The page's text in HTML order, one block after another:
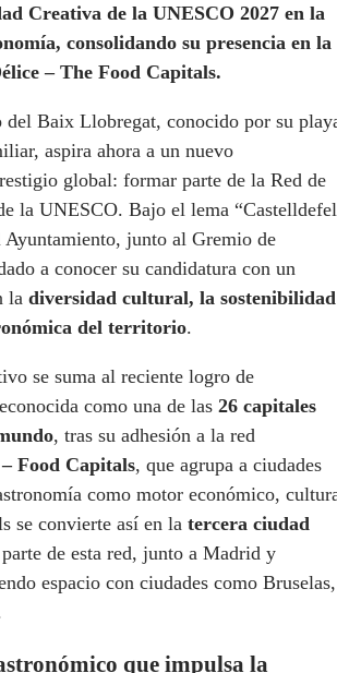
Creativa de la UNESCO 2027 en la
consolidando su presencia en la
– The Food Capitals.
Baix Llobregat, conocido por su
aspira ahora a un nuevo
global: formar parte de la Red de
la UNESCO. Bajo el lema
Ayuntamiento, junto al Gremio de
a conocer su candidatura con un
la diversidad cultural, la sostenibilidad
del territorio.
se suma al reciente logro de
como una de las 26 capitales
, tras su adhesión a la red
Food Capitals, que agrupa a ciudades
como motor económico,
se convierte así en la tercera ciudad
de esta red, junto a Madrid y
espacio con ciudades como Bruselas,
que impulsa la